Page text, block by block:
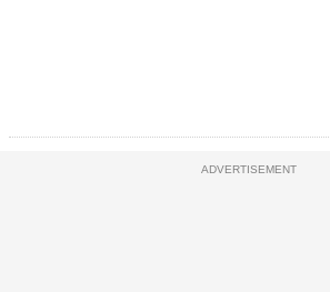
ADVERTISEMENT